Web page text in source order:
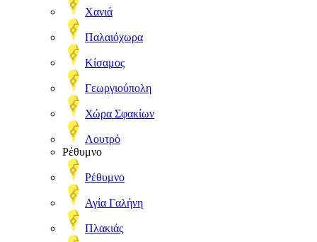
Χανιά
Παλαιόχωρα
Κίσαμος
Γεωργιούπολη
Χώρα Σφακίων
Λουτρό
Ρέθυμνο
Ρέθυμνο
Αγία Γαλήνη
Πλακιάς